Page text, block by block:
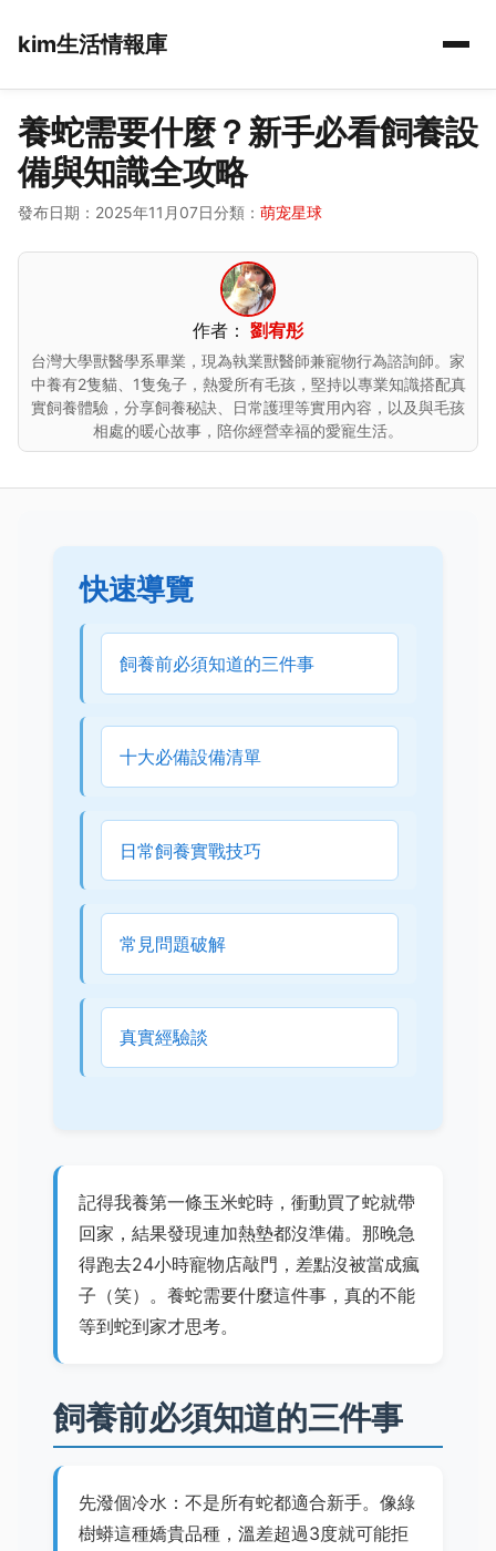
kim生活情報庫
養蛇需要什麼？新手必看飼養設
備與知識全攻略
發布日期：2025年11月07日分類： 萌宠星球
作者： 劉宥彤
台灣大學獸醫學系畢業，現為執業獸醫師兼寵物行為諮詢師。家
中養有2隻貓、1隻兔子，熱愛所有毛孩，堅持以專業知識搭配真
實飼養體驗，分享飼養秘訣、日常護理等實用內容，以及與毛孩
相處的暖心故事，陪你經營幸福的愛寵生活。
快速導覽
飼養前必須知道的三件事
十大必備設備清單
日常飼養實戰技巧
常見問題破解
真實經驗談
記得我養第一條玉米蛇時，衝動買了蛇就帶
回家，結果發現連加熱墊都沒準備。那晚急
得跑去24小時寵物店敲門，差點沒被當成瘋
子（笑）。養蛇需要什麼這件事，真的不能
等到蛇到家才思考。
飼養前必須知道的三件事
先潑個冷水：不是所有蛇都適合新手。像綠
樹蟒這種嬌貴品種，溫差超過3度就可能拒